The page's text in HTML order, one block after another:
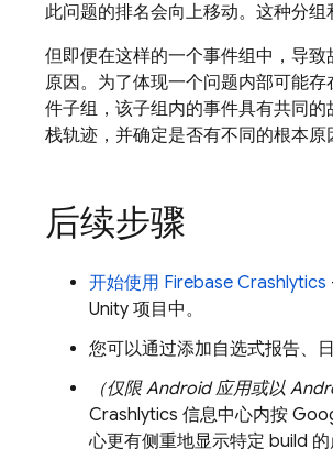
此问题的排名会向上移动。这种分组
但即便在这样的一个事件组中，导
原因。为了体现一个问题内部可能存
件子组，该子组内的事件具有共同的
栈轨迹，并确定是否有不同的根本原
后续步骤
开始使用 Firebase Crashlytics
Unity 项目中。
您可以通过添加自选式报告、
（仅限 Android 应用或以
Crashlytics 信息中心内按
心更有侧重地显示特定 build 的